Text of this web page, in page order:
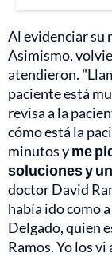
Al evidenciar su
Asimismo,
atendieron.
paciente está
revisa a la
cómo está la
minutos yme
soluciones y
doctor David
había ido como
Delgado, quien
Ramos. Yo los vi